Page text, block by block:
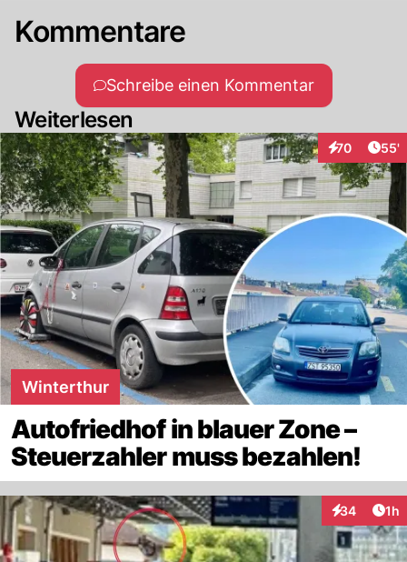
Kommentare
Schreibe einen Kommentar
Weiterlesen
70
Interaktionen
55'
Winterthur
Autofriedhof in blauer Zone –
Steuerzahler muss bezahlen!
34
Interaktionen
1h